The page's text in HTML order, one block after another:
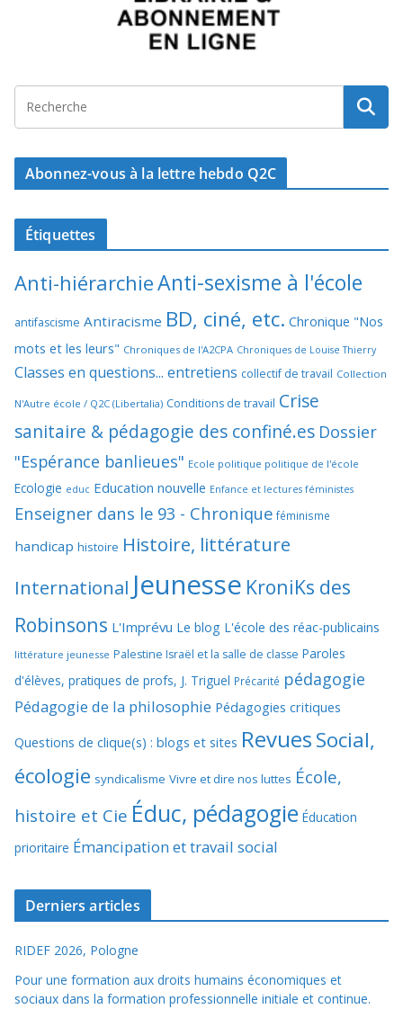
Abonnez-vous à la lettre hebdo Q2C
Étiquettes
Anti-hiérarchieAnti-sexisme à l'école
antifascisme Antiracisme BD, ciné, etc. Chronique "Nos
mots et les leurs" Chroniques de l'A2CPA Chroniques de Louise Thierry
Classes en questions... entretiens collectif de travail Collection
N'Autre école / Q2C (Libertalia) Conditions de travail Crise
sanitaire & pédagogie des confiné.es Dossier
"Espérance banlieues" Ecole politique politique de l'école
Ecologie educ Education nouvelle Enfance et lectures féministes
Enseigner dans le 93 - Chronique féminisme
handicap histoire Histoire, littérature
International Jeunesse KroniKs des
Robinsons L'Imprévu Le blog L'école des réac-publicains
littérature jeunesse Palestine Israël et la salle de classe Paroles
d'élèves, pratiques de profs, J. Triguel Précarité pédagogie
Pédagogie de la philosophie Pédagogies critiques
Questions de clique(s) : blogs et sites RevuesSocial,
écologie syndicalisme Vivre et dire nos luttes École,
histoire et Cie Éduc, pédagogie Éducation
prioritaire Émancipation et travail social
Derniers articles
RIDEF 2026, Pologne
Pour une formation aux droits humains économiques et
sociaux dans la formation professionnelle initiale et continue.